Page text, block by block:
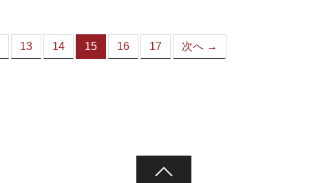
ジ）
13 14 15
（こ
16 17 次へ →